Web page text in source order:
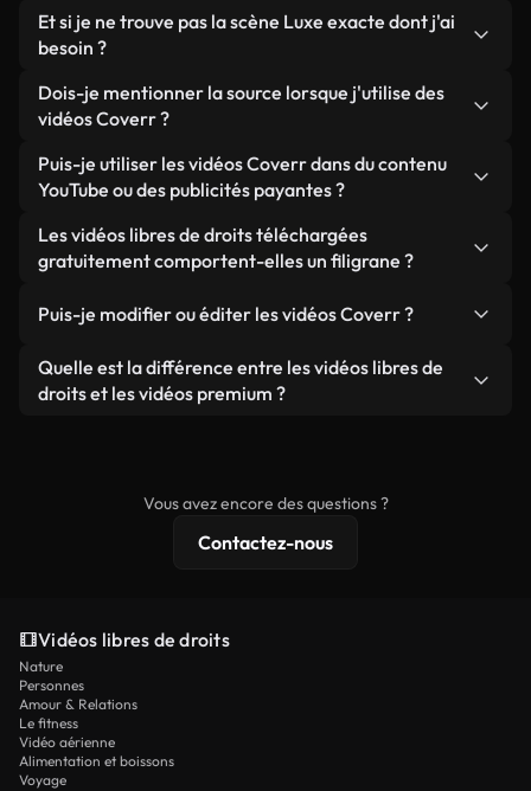
générées par IA. Chaque vidéo est clairement
identifiée afin que vous sachiez toujours ce que
vous utilisez.
Sauf si vous choisissez nos versions optimisées.
Nous proposons des formats légers, prêts pour le
ils conservent une qualité élevée tout en
minimisant les temps de chargement et en
améliorant des indicateurs comme le LCP.
Et si je ne trouve pas la scène Luxe exacte dont j'ai
besoin ?
Vous pouvez en créer une instantanément avec
Coverr AI Studio. Il vous suffit de décrire la scène,
Studio générera en quelques secondes une vidéo
personnalisée conforme à nos normes de licence.
Dois-je mentionner la source lorsque j'utilise des
vidéos Coverr ?
Aucune attribution n'est requise. Toutes les vidéos
de notre bibliothèque sont libres de droits et
même si cela est toujours apprécié.
Puis-je utiliser les vidéos Coverr dans du contenu
YouTube ou des publicités payantes ?
Oui. Toutes les séquences vidéo de Coverr peuvent
être utilisées dans des vidéos YouTube monétisées,
publicités clients, à condition de ne pas revendre
que produit autonome.
Les vidéos libres de droits téléchargées
gratuitement comportent-elles un filigrane ?
soient réelles ou générées par IA, ne comporte de
filigrane. Vous obtenez des images nettes et
prêtes à l'emploi.
Puis-je modifier ou éditer les vidéos Coverr ?
Oui. Vous pouvez librement découper, recadrer ou
remixer nos vidéos. Assurez-vous simplement que
Quelle est la différence entre les vidéos libres de
droits et les vidéos premium ?
résolution 4K et des protections de licence
Vous avez encore des questions ?
Contactez-nous
Vidéos libres de droits
Nature
Personnes
Amour & Relations
Le fitness
Vidéo aérienne
Alimentation et boissons
Voyage